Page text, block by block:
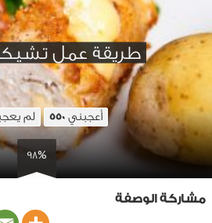
طريقة عمل
أعجبني 550 لم
98%
مشاركة الوصفة